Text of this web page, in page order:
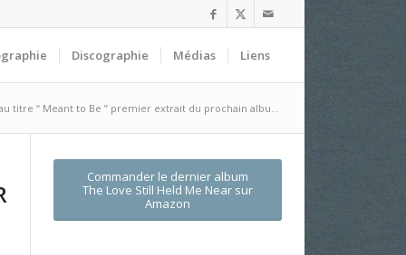
Discographie Médias Liens
titre “ Meant to Be ” premier extrait du prochain albu...
Commander le dernier album
The Love Still Held Me Nearsur
Amazon